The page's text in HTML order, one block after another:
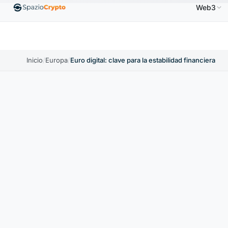
EthereumETH1880,58 US$ ↑0.00% BNB
Web3
Inicio/Europa/Euro digital: clave para la estabilidad financiera